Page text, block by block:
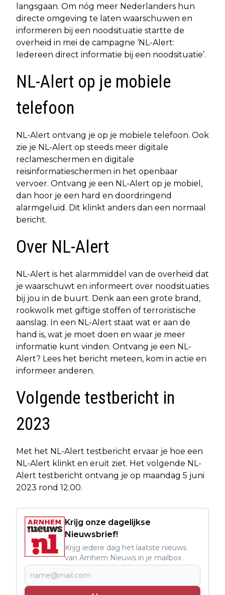
langsgaan. Om nóg meer Nederlanders hun
directe omgeving te laten waarschuwen en
informeren bij een noodsituatie startte de
overheid in mei de campagne ‘NL-Alert:
Iedereen direct informatie bij een noodsituatie’.
NL-Alert op je mobiele
telefoon
NL-Alert ontvang je op je mobiele telefoon. Ook
zie je NL-Alert op steeds meer digitale
reclameschermen en digitale
reisinformatieschermen in het openbaar
vervoer. Ontvang je een NL-Alert op je mobiel,
dan hoor je een hard en doordringend
alarmgeluid. Dit klinkt anders dan een normaal
bericht.
Over NL-Alert
NL-Alert is het alarmmiddel van de overheid dat
je waarschuwt en informeert over noodsituaties
bij jou in de buurt. Denk aan een grote brand,
rookwolk met giftige stoffen of terroristische
aanslag. In een NL-Alert staat wat er aan de
hand is, wat je moet doen en waar je meer
informatie kunt vinden. Ontvang je een NL-
Alert? Lees het bericht meteen, kom in actie en
informeer anderen.
Volgende testbericht in
2023
Met het NL-Alert testbericht ervaar je hoe een
NL-Alert klinkt en eruit ziet. Het volgende NL-
Alert testbericht ontvang je op maandag 5 juni
2023 rond 12.00.
Krijg onze dagelijkse
Nieuwsbrief!
Krijg iedere dag het laatste nieuws
van Arnhem Nieuws in je mailbox